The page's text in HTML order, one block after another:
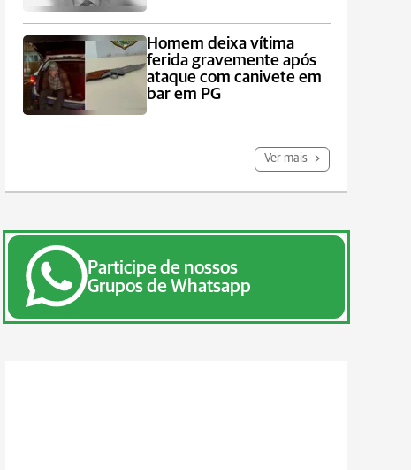
Homem deixa vítima
ferida gravemente após
ataque com canivete em
bar em PG
Ver mais
Participe de nossos
Grupos de Whatsapp